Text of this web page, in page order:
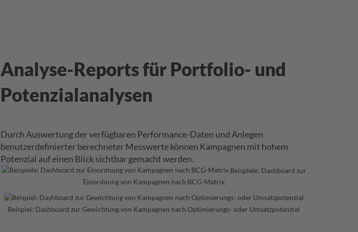
Analyse-Reports für Portfolio- und
Potenzialanalysen
Durch Auswertung der verfügbaren Performance-Daten und Anlegen
benutzerdefinierter berechneter Messwerte können Kampagnen mit hohem
Potenzial auf einen Blick sichtbar gemacht werden.
Beispiele: Dashboard zur
Einordnung von Kampagnen nach BCG-Matrix
Beispiel: Dashboard zur Gewichtung von Kampagnen nach Optimierungs- oder Umsatzpotenzial